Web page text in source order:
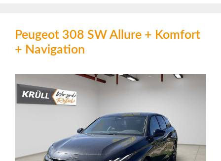
Peugeot 308 SW Allure + Komfort
+ Navigation